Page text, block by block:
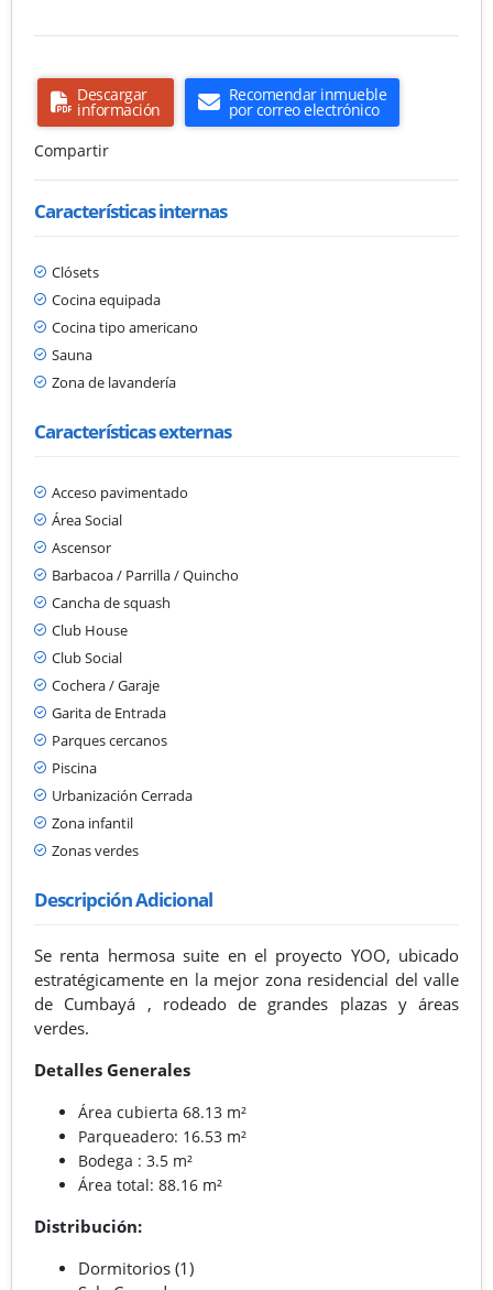
Descargar
información
Recomendar inmueble
por correo electrónico
Compartir
Características internas
Clósets
Cocina equipada
Cocina tipo americano
Sauna
Zona de lavandería
Características externas
Acceso pavimentado
Área Social
Ascensor
Barbacoa / Parrilla / Quincho
Cancha de squash
Club House
Club Social
Cochera / Garaje
Garita de Entrada
Parques cercanos
Piscina
Urbanización Cerrada
Zona infantil
Zonas verdes
Descripción Adicional
Se renta hermosa suite en el proyecto YOO, ubicado
estratégicamente en la mejor zona residencial del valle
de Cumbayá , rodeado de grandes plazas y áreas
verdes.
Detalles Generales
Área cubierta 68.13 m²
Parqueadero: 16.53 m²
Bodega : 3.5 m²
Área total: 88.16 m²
Distribución:
Dormitorios (1)